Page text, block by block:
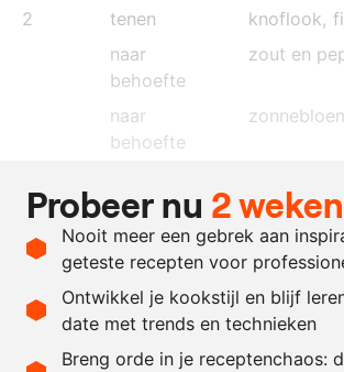
2
tenen knoflook,
naar
behoefte
zout en
naar
behoefte
gram
4
druppels
tabasco
Recept omrekenen
Probeer nu 2
Nooit meer een gebrek aan
geteste recepten voor
Ontwikkel je kookstijl en blijf
date met trends en technieken
Breng orde in je receptenchaos: